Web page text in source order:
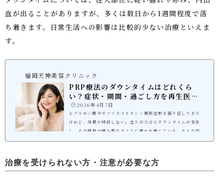
血が出ることがありますが、多くは数日から1週間程度で落
ち着きます。日常生活への影響は比較的少ない治療といえま
す。
福岡天神美容クリニック
PRP療法のダウンタイムはどれくら
い？症状・期間・過ごし方を再生医療
の仕組みから...
2026年4月7日
ヒアルロン酸やボツリヌストキシン製剤注射を繰り返してきた
けれど、効果が持続しない。注入のたびにダウンタイムが発生
し、その回数が積み重なることに疲れを感じている。そんな経
治療を受けられない方・注意が必要な方